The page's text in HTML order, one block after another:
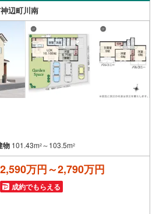
辺町川南
物 101.43m2 ～103.5m2
2,590万円～2,790万円
成約でもらえる